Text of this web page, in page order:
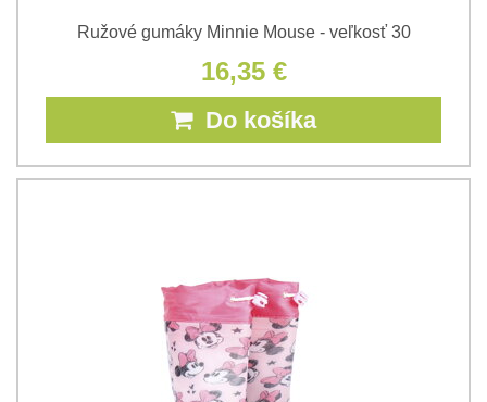
Ružové gumáky Minnie Mouse - veľkosť 30
16,35 €
Do košíka